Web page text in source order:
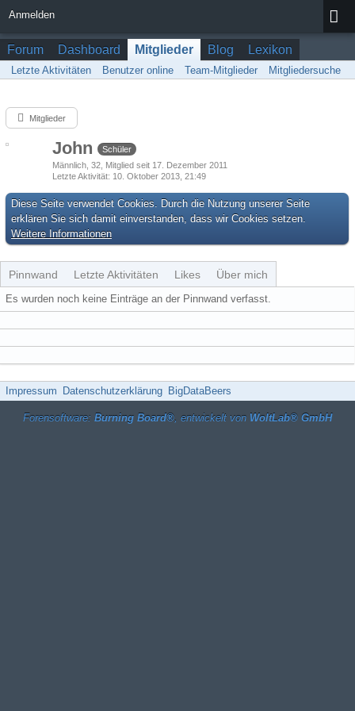
Anmelden
Forum Dashboard Mitglieder Blog Lexikon
Letzte Aktivitäten Benutzer online Team-Mitglieder Mitgliedersuche
Mitglieder
John
Schüler
Männlich 32 Mitglied seit 17. Dezember 2011
Letzte Aktivität 10. Oktober 2013, 21:49
Diese Seite verwendet Cookies. Durch die Nutzung unserer Seite
erklären Sie sich damit einverstanden, dass wir Cookies setzen.
Weitere Informationen
Pinnwand Letzte Aktivitäten Likes Über mich
Es wurden noch keine Einträge an der Pinnwand verfasst.
Impressum Datenschutzerklärung BigDataBeers
Forensoftware: Burning Board®, entwickelt von WoltLab® GmbH